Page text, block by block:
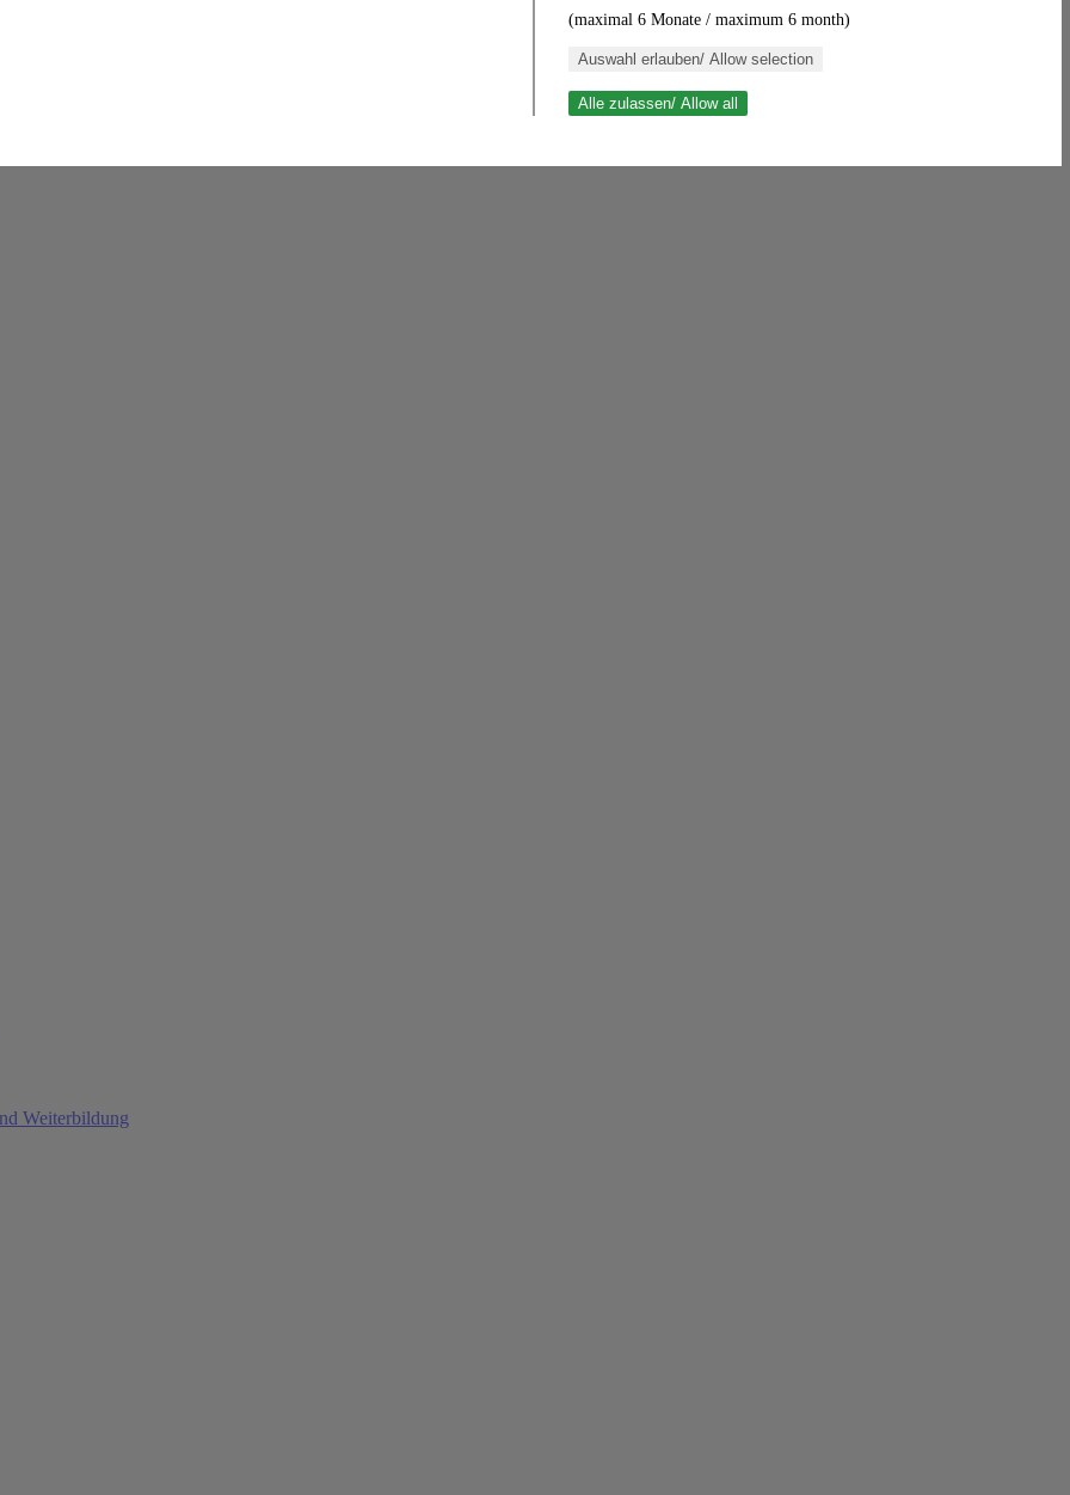
Weiterbildung
(maximal 6 Monate / maximum 6 month)
Auswahl erlauben/ Allow selection
Alle zulassen/ Allow all